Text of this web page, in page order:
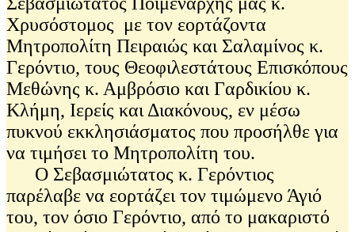
Χρυσόστομος με τον εορτάζοντα
Μητροπολίτη Πειραιώς και Σαλαμίνος κ.
Γερόντιο, τους Θεοφιλεστάτους Επισκόπους
Μεθώνης κ. Αμβρόσιο και Γαρδικίου κ.
Κλήμη, Ιερείς και Διακόνους, εν μέσω
πυκνού εκκλησιάσματος που προσήλθε για
να τιμήσει το Μητροπολίτη του.
Ο Σεβασμιώτατος κ. Γερόντιος
παρέλαβε να εορτάζει τον τιμώμενο Άγιό
του, τον όσιο Γερόντιο, από το μακαριστό